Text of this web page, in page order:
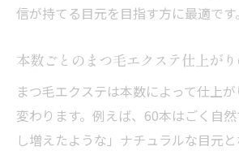
信が持てる目元を目指す方に最適です。
本数ごとのまつ毛エクステ仕上が
まつ毛エクステは本数によって仕上
変わります。例えば、60本はごく自
し増えたような」ナチュラルな目元